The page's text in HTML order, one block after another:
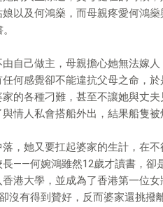
以及何鴻燊，而母親疼愛何鴻
自己做主，母親擔心她無法嫁
何感覺卻不能違抗父母之命，
的各種刁難，甚至不讓她與丈
情人私會搭船外出，結果船隻
，她又要扛起婆家的生計，在
——何婉鴻雖然12歲才讀書，卻
港大學，並成為了香港第一位
沒有得到贊好，反而婆家還挑撥